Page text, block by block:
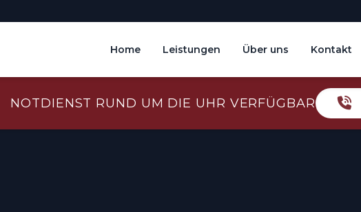
Home Leistungen Über uns Kontakt
NOTDIENST RUND UM DIE UHR VERFÜGBAR